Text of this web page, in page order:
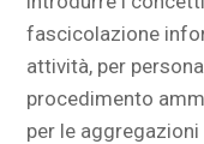
fascicolazione
attività, per
procedimento
per le